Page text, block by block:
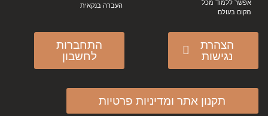
אפשר ללמוד מכל
מקום בעולם
העברה בנקאית
הצהרת
נגישות
התחברות
לחשבון
תקנון אתר ומדיניות פרטיות